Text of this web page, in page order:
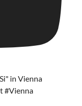
in Vienna
#Vienna